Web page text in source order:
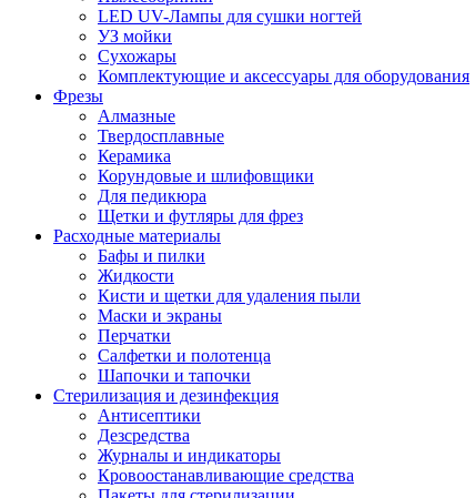
LED UV-Лампы для сушки ногтей
УЗ мойки
Сухожары
Комплектующие и аксессуары для оборудования
Фрезы
Алмазные
Твердосплавные
Керамика
Корундовые и шлифовщики
Для педикюра
Щетки и футляры для фрез
Расходные материалы
Бафы и пилки
Жидкости
Кисти и щетки для удаления пыли
Маски и экраны
Перчатки
Салфетки и полотенца
Шапочки и тапочки
Стерилизация и дезинфекция
Антисептики
Дезсредства
Журналы и индикаторы
Кровоостанавливающие средства